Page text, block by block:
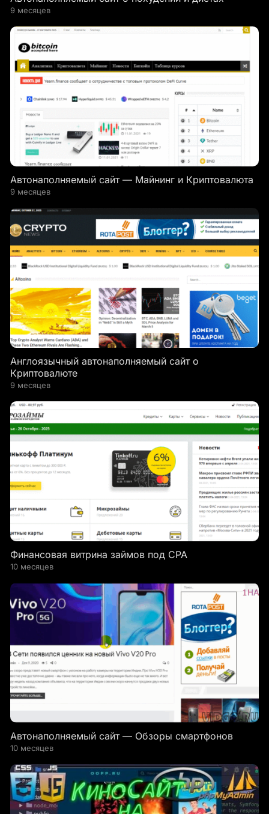
9 месяцев
Автонаполняемый сайт — Майнинг и Криптовалюта
9 месяцев
Англоязычный автонаполняемый сайт о
Криптовалюте
9 месяцев
Финансовая витрина займов под CPA
10 месяцев
Автонаполняемый сайт — Обзоры смартфонов
10 месяцев